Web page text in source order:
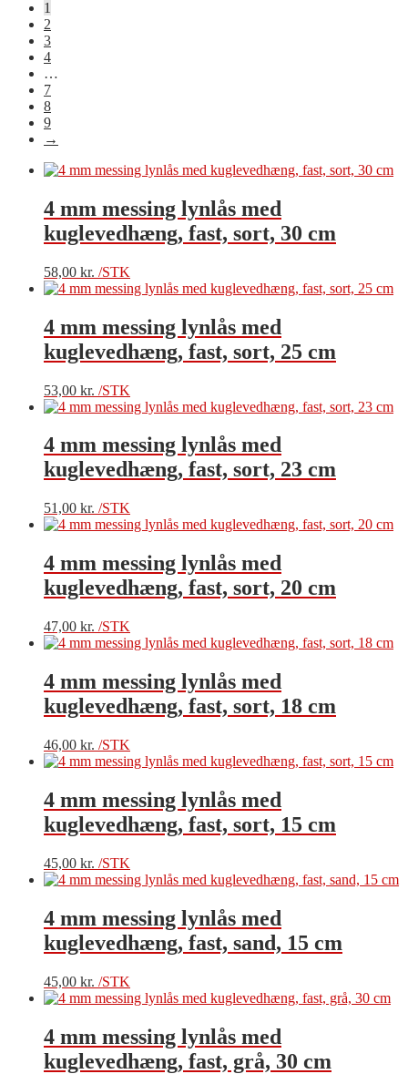
1
2
3
4
…
7
8
9
→
4 mm messing lynlås med
kuglevedhæng, fast, sort, 30 cm
58,00 kr. /STK
4 mm messing lynlås med
kuglevedhæng, fast, sort, 25 cm
53,00 kr. /STK
4 mm messing lynlås med
kuglevedhæng, fast, sort, 23 cm
51,00 kr. /STK
4 mm messing lynlås med
kuglevedhæng, fast, sort, 20 cm
47,00 kr. /STK
4 mm messing lynlås med
kuglevedhæng, fast, sort, 18 cm
46,00 kr. /STK
4 mm messing lynlås med
kuglevedhæng, fast, sort, 15 cm
45,00 kr. /STK
4 mm messing lynlås med
kuglevedhæng, fast, sand, 15 cm
45,00 kr. /STK
4 mm messing lynlås med
kuglevedhæng, fast, grå, 30 cm